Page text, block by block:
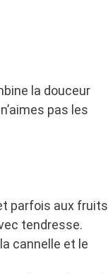
la douceur
pas les
parfois aux fruits
tendresse.
cannelle et le